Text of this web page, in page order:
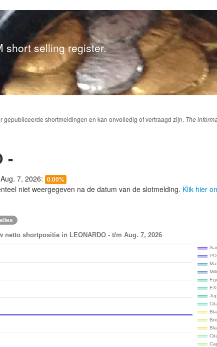
short selling register.
shortmeldingen en kan onvolledig of vertraagd zijn. The
-
7, 2026: 0.00%
niet weergegeven na de datum van de slotmelding. Klik hier
alles
netto shortpositie in LEONARDO - t/m Aug. 7, 2026